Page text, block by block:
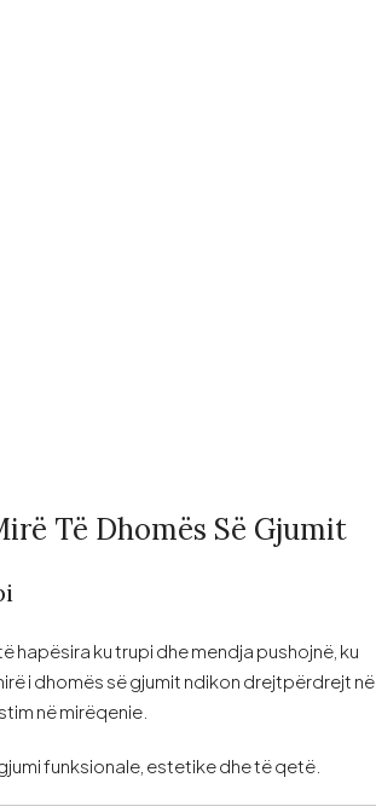
Të Dhomës Së Gjumit
hapësira ku trupi dhe mendja pushojnë, ku
i dhomës së gjumit ndikon drejtpërdrejt në
në mirëqenie.
funksionale, estetike dhe të qetë.